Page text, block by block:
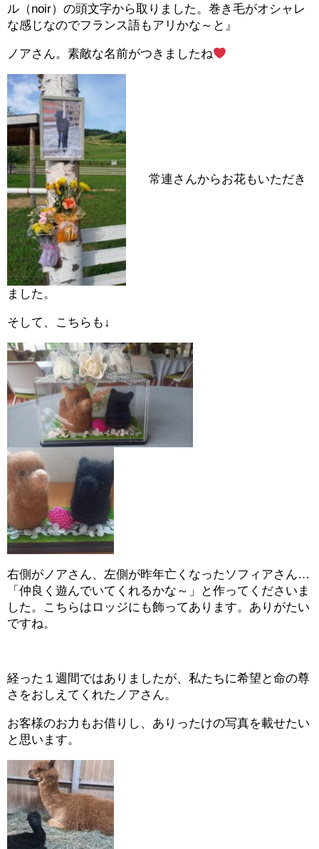
ル（noir）の頭文字から取りました。巻き毛がオシャレ
な感じなのでフランス語もアリかな～と』
ノアさん。素敵な名前がつきましたね
常連さんからお花もいただき
ました。
そして、こちらも↓
右側がノアさん、左側が昨年亡くなったソフィアさん…
「仲良く遊んでいてくれるかな～」と作ってくださいま
した。こちらはロッジにも飾ってあります。ありがたい
ですね。
経った１週間ではありましたが、私たちに希望と命の尊
さをおしえてくれたノアさん。
お客様のお力もお借りし、ありったけの写真を載せたい
と思います。